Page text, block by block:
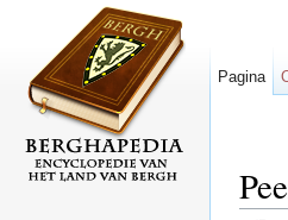
Pagina